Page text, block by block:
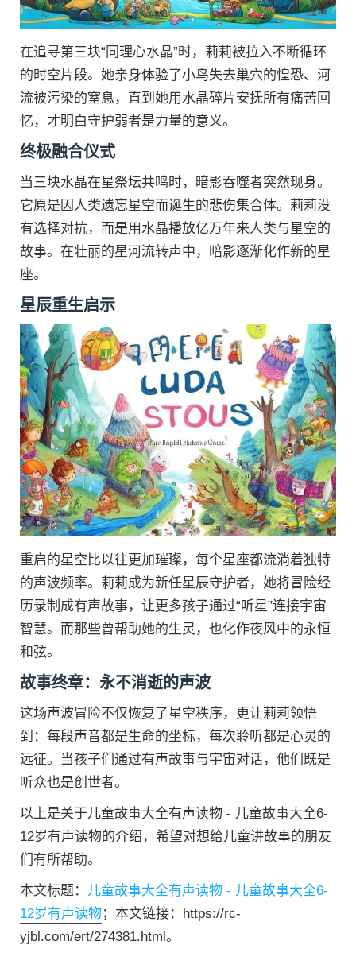
在追寻第三块“同理心水晶”时，莉莉被拉入不断循环
的时空片段。她亲身体验了小鸟失去巢穴的惶恐、河
流被污染的窒息，直到她用水晶碎片安抚所有痛苦回
忆，才明白守护弱者是力量的意义。
终极融合仪式
当三块水晶在星祭坛共鸣时，暗影吞噬者突然现身。
它原是因人类遗忘星空而诞生的悲伤集合体。莉莉没
有选择对抗，而是用水晶播放亿万年来人类与星空的
故事。在壮丽的星河流转声中，暗影逐渐化作新的星
座。
星辰重生启示
重启的星空比以往更加璀璨，每个星座都流淌着独特
的声波频率。莉莉成为新任星辰守护者，她将冒险经
历录制成有声故事，让更多孩子通过“听星”连接宇宙
智慧。而那些曾帮助她的生灵，也化作夜风中的永恒
和弦。
故事终章：永不消逝的声波
这场声波冒险不仅恢复了星空秩序，更让莉莉领悟
到：每段声音都是生命的坐标，每次聆听都是心灵的
远征。当孩子们通过有声故事与宇宙对话，他们既是
听众也是创世者。
以上是关于儿童故事大全有声读物 - 儿童故事大全6-
12岁有声读物的介绍，希望对想给儿童讲故事的朋友
们有所帮助。
本文标题： 儿童故事大全有声读物 - 儿童故事大全6-
12岁有声读物；本文链接：https://rc-
yjbl.com/ert/274381.html。